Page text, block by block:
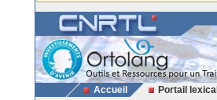
Accueil Portail lexical